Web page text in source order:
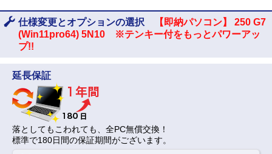
仕様変更とオプションの選択
【即納パソコン】 250 G7
(Win11pro64) 5N10 ※テンキー付をもっとパワーアッ
プ!!
延長保証
落としてもこわれても、全PC無償交換！
標準で180日間の保証期間がございます。